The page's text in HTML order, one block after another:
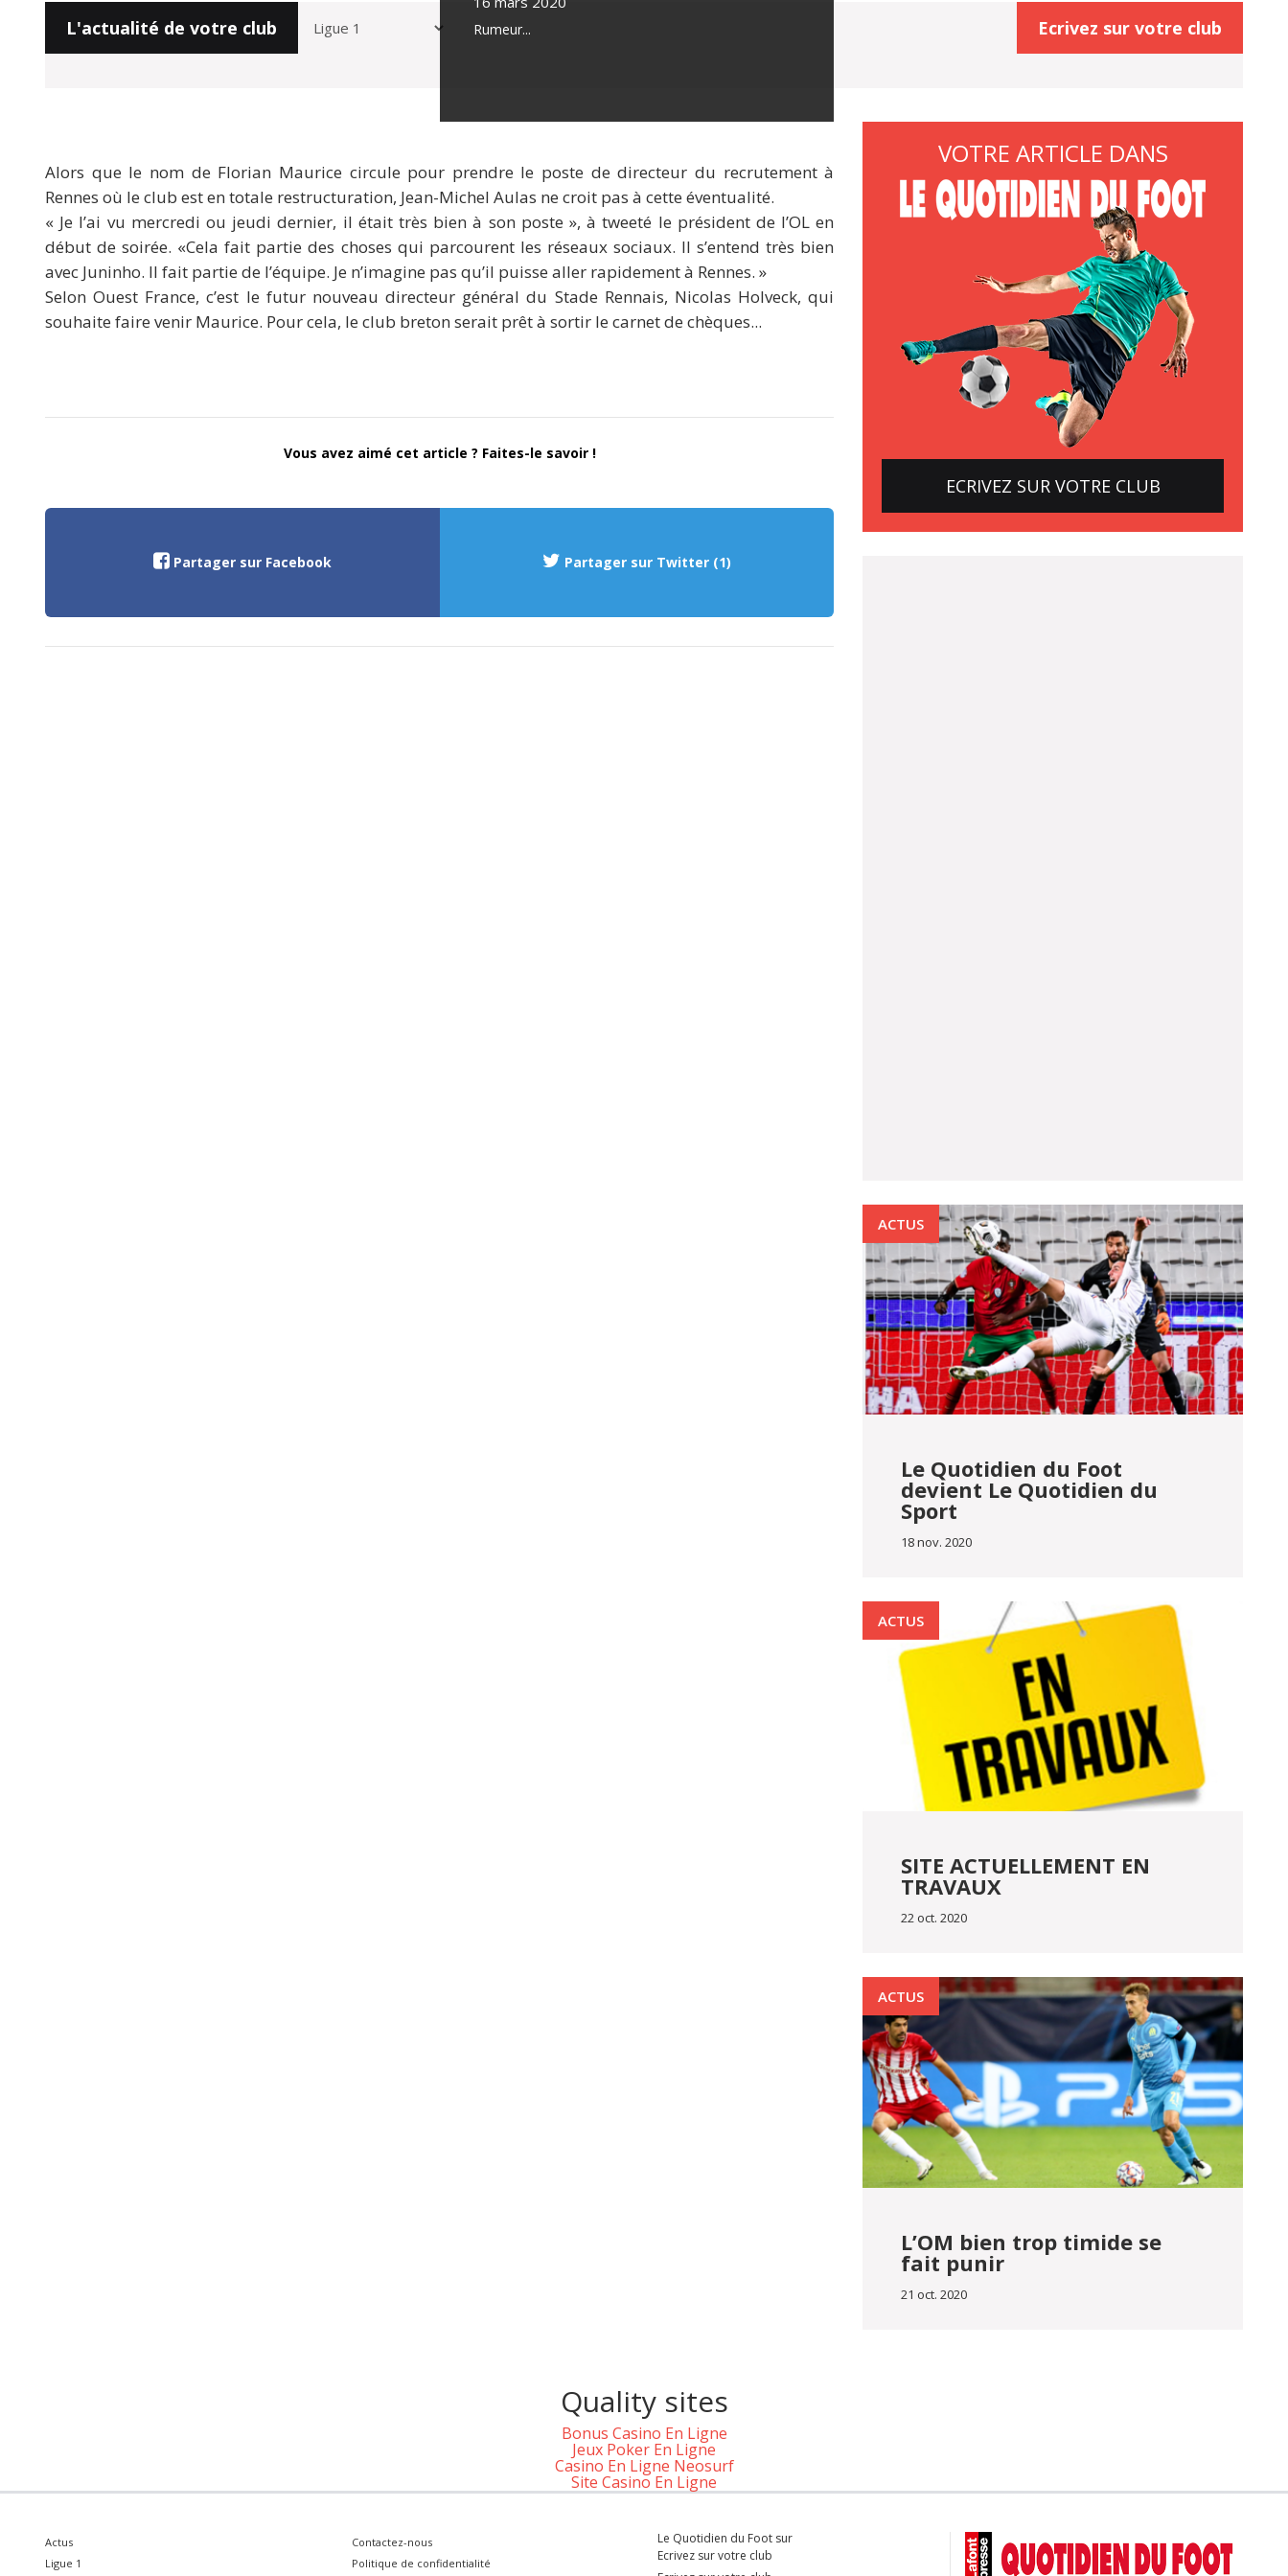
Ecrivez sur votre club
L'actualité de votre club Rumeur...
Alors que le nom de Florian Maurice circule pour prendre le poste de directeur du recrutement à
Rennes où le club est en totale restructuration, Jean-Michel Aulas ne croit pas à cette éventualité.
« Je l’ai vu mercredi ou jeudi dernier, il était très bien à son poste », à tweeté le président de l’OL en
début de soirée. «Cela fait partie des choses qui parcourent les réseaux sociaux. Il s’entend très bien
avec Juninho. Il fait partie de l’équipe. Je n’imagine pas qu’il puisse aller rapidement à Rennes. »
Selon Ouest France, c’est le futur nouveau directeur général du Stade Rennais, Nicolas Holveck, qui
souhaite faire venir Maurice. Pour cela, le club breton serait prêt à sortir le carnet de chèques...
Vous avez aimé cet article ? Faites-le savoir !
Partager sur Facebook Partager sur Twitter (1)
VOTRE ARTICLE DANS
ECRIVEZ SUR VOTRE CLUB
ACTUS
Le Quotidien du Foot
devient Le Quotidien du
Sport
18 nov. 2020
ACTUS
SITE ACTUELLEMENT EN
TRAVAUX
22 oct. 2020
ACTUS
L’OM bien trop timide se
fait punir
21 oct. 2020
Quality sites
Bonus Casino En Ligne
Jeux Poker En Ligne
Casino En Ligne Neosurf
Site Casino En Ligne
Actus
Ligue 1
Contactez-nous
Politique de confidentialité
Le Quotidien du Foot sur
Ecrivez sur votre club